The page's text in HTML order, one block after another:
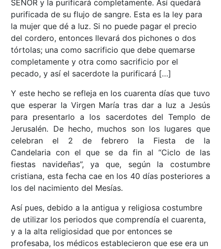
SEÑOR y la purificará completamente. Así quedará
purificada de su flujo de sangre. Esta es la ley para
la mujer que dé a luz. Si no puede pagar el precio
del cordero, entonces llevará dos pichones o dos
tórtolas; una como sacrificio que debe quemarse
completamente y otra como sacrificio por el
pecado, y así el sacerdote la purificará […]
Y este hecho se refleja en los cuarenta días que tuvo
que esperar la Virgen María tras dar a luz a Jesús
para presentarlo a los sacerdotes del Templo de
Jerusalén. De hecho, muchos son los lugares que
celebran el 2 de febrero la Fiesta de la
Candelaria con el que se da fin al “Ciclo de las
fiestas navideñas”, ya que, según la costumbre
cristiana, esta fecha cae en los 40 días posteriores a
los del nacimiento del Mesías.
Así pues, debido a la antigua y religiosa costumbre
de utilizar los periodos que comprendía el cuarenta,
y a la alta religiosidad que por entonces se
profesaba, los médicos establecieron que ese era un